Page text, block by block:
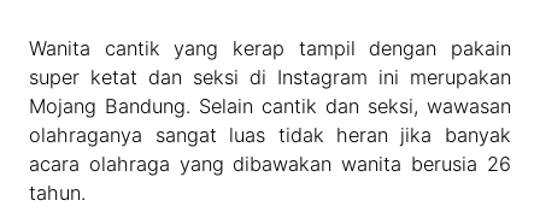
Wanita cantik yang kerap tampil dengan pakain
super ketat dan seksi di Instagram ini merupakan
Mojang Bandung. Selain cantik dan seksi, wawasan
olahraganya sangat luas tidak heran jika banyak
acara olahraga yang dibawakan wanita berusia 26
tahun.